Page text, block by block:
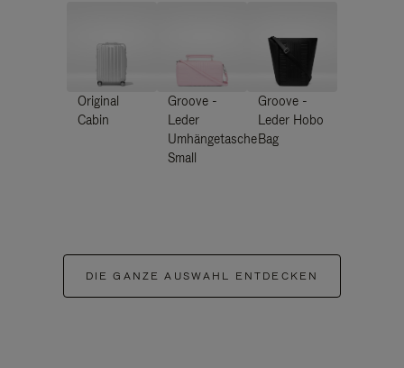
Original
Cabin
Groove -
Leder
Umhängetasche
Small
Groove -
Leder Hobo
Bag
DIE GANZE AUSWAHL ENTDECKEN